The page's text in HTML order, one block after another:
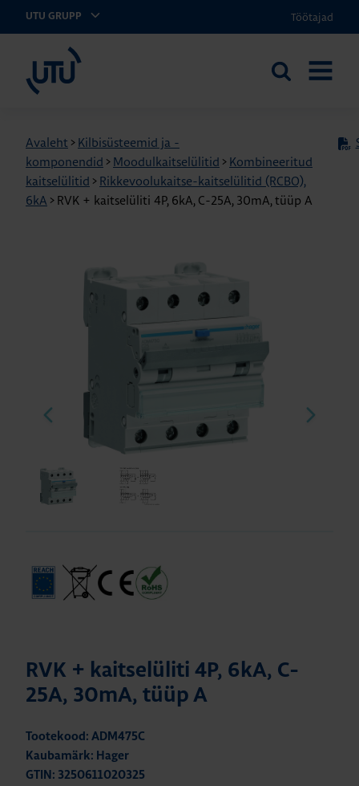
UTU GRUPP Töötajad
Otsi
Avaleht > Kilbisüsteemid ja -
komponendid > Moodulkaitselülitid > Kombineeritud
kaitselülitid > Rikkevoolukaitse-kaitselülitid (RCBO),
6kA > RVK + kaitselüliti 4P, 6kA, C-25A, 30mA, tüüp A
RVK + kaitselüliti 4P, 6kA, C-
25A, 30mA, tüüp A
Tootekood: ADM475C
Kaubamärk: Hager
GTIN: 3250611020325